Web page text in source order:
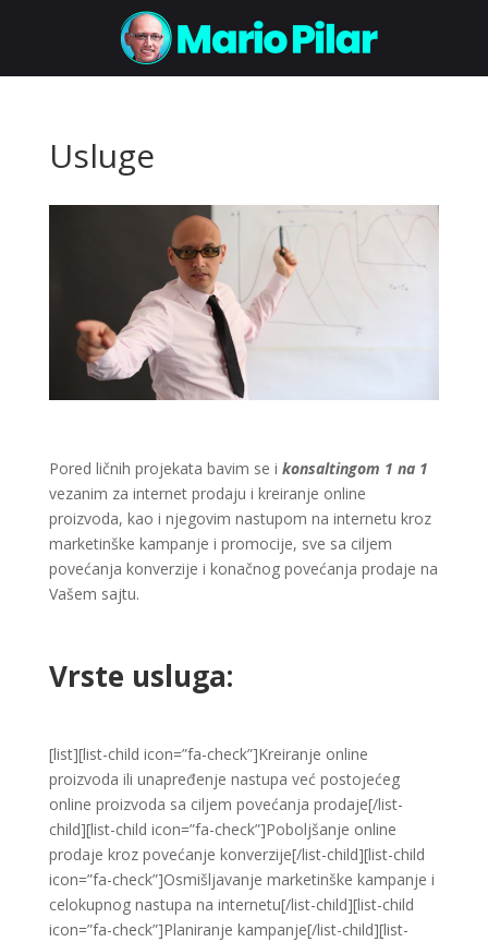
Usluge
Pored ličnih projekata bavim se i konsaltingom 1 na 1
vezanim za internet prodaju i kreiranje online
proizvoda, kao i njegovim nastupom na internetu kroz
marketinške kampanje i promocije, sve sa ciljem
povećanja konverzije i konačnog povećanja prodaje na
Vašem sajtu.
Vrste usluga:
[list][list-child icon=”fa-check”]Kreiranje online
proizvoda ili unapređenje nastupa već postojećeg
online proizvoda sa ciljem povećanja prodaje[/list-
child][list-child icon=”fa-check”]Poboljšanje online
prodaje kroz povećanje konverzije[/list-child][list-child
icon=”fa-check”]Osmišljavanje marketinške kampanje i
celokupnog nastupa na internetu[/list-child][list-child
icon=”fa-check”]Planiranje kampanje[/list-child][list-